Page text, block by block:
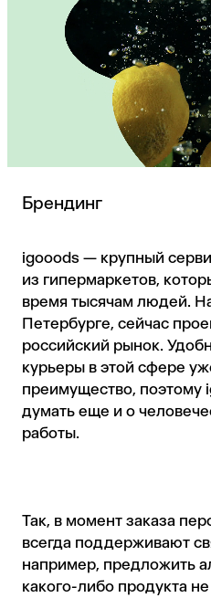
Брендинг
igooods — крупный
из гипермаркетов,
время тысячам людей.
Петербурге, сейчас
российский рынок.
курьеры в этой сфере
преимущество, поэтому
думать еще и о
работы.
Так, в момент заказа
всегда поддерживают
например, предложить
какого-либо продукта